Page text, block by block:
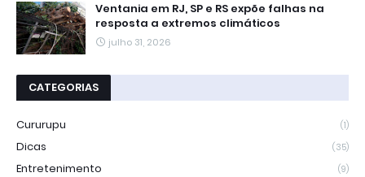
Ventania em RJ, SP e RS expõe falhas na
resposta a extremos climáticos
julho 31, 2026
CATEGORIAS
Cururupu (1)
Dicas (35)
Entretenimento (9)